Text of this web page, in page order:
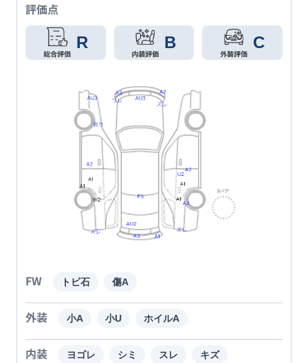
評価点
R B C
FW トビ石 傷A
外装 小A 小U ホイルA
内装 ヨゴレ シミ スレ キズ